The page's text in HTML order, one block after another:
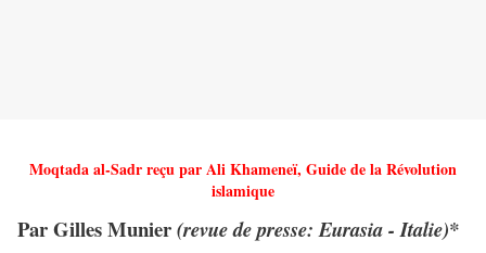
Moqtada al-Sadr reçu par Ali Khameneï, Guide de la Révolution
islamique
Par Gilles Munier(revue de presse: Eurasia - Italie)*